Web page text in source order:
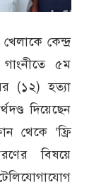
কেন্দ্র
৫ম
(১২) হত্যা
দিয়েছেন
থেকে ‘ফ্রি
বিষয়ে